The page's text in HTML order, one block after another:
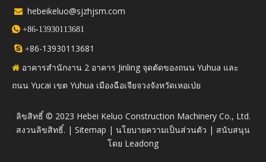
 hebeikeluo@sjzhjsm.com
 +86-13930113681
 +86-13930113681
 อาคารสำนักงาน 2 อาคาร Jinling จุดตัดของถนน Yuhua และ
ถนน Yucai เขต Yuhua เมืองฉือเจียจวงจังหวัดเหอเป่ย
​ลิขสิทธิ์ © 2023 Hebei Keluo Construction Machinery Co., Ltd.
สงวนลิขสิทธิ์. | Sitemap | นโยบายความเป็นส่วนตัว | สนับสนุน
โดย Leadong